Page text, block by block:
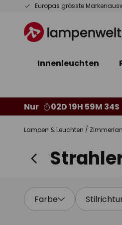
Europas grösste
Zum
springen
Innenleuchten
Nur
02D 19H 59M 32S
Lampen & Leuchten
Farbe